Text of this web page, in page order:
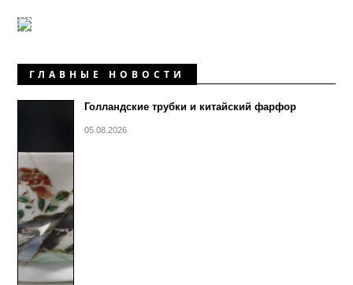
ГЛАВНЫЕ НОВОСТИ
Голландские трубки и китайский фарфор
05.08.2026